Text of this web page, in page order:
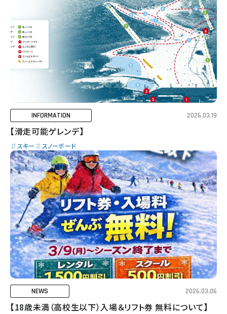
INFORMATION 2026.03.19
【滑走可能ゲレンデ】
スキー スノーボード
NEWS 2026.03.06
【18歳未満（高校生以下）入場＆リフト券 無料について】